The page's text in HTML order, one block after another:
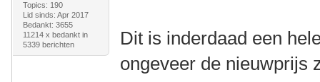
Topics: 190
Lid sinds: Apr 2017
Bedankt: 3655
11214 x bedankt in
5339 berichten
Dit is inderdaad een
ongeveer de nieuwprijs